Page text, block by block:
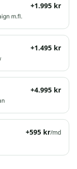
+1.995 kr
m.fl.
+1.495 kr
+4.995 kr
+595 kr/md